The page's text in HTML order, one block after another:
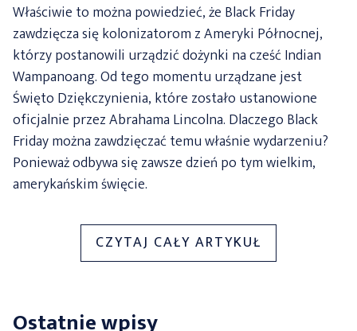
Właściwie to można powiedzieć, że Black Friday
zawdzięcza się kolonizatorom z Ameryki Północnej,
którzy postanowili urządzić dożynki na cześć Indian
Wampanoang. Od tego momentu urządzane jest
Święto Dziękczynienia, które zostało ustanowione
oficjalnie przez Abrahama Lincolna. Dlaczego Black
Friday można zawdzięczać temu właśnie wydarzeniu?
Ponieważ odbywa się zawsze dzień po tym wielkim,
amerykańskim święcie.
CZYTAJ CAŁY ARTYKUŁ
Ostatnie wpisy